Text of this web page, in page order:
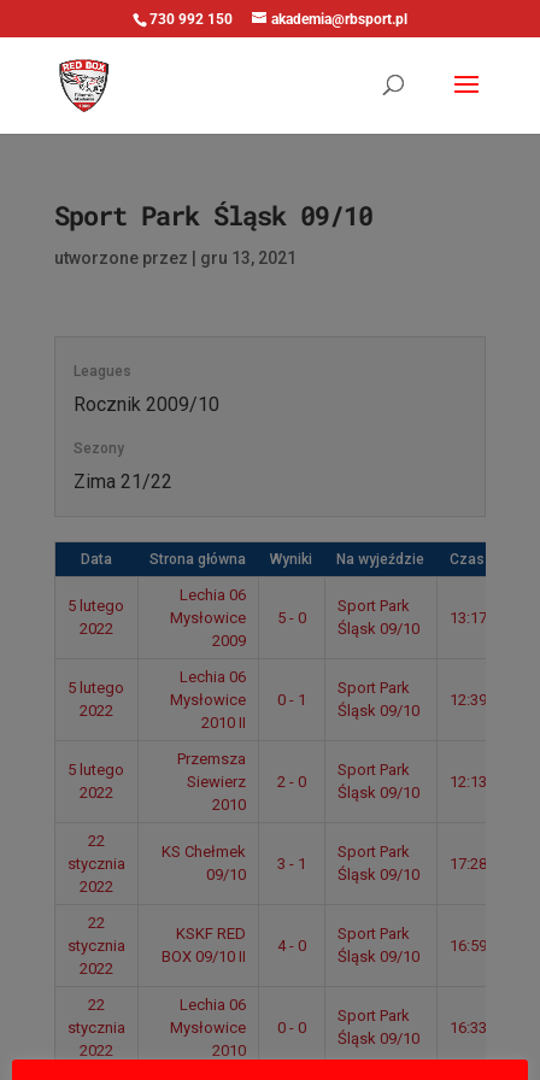
730 992 150 akademia@rbsport.pl
Sport Park Śląsk 09/10
utworzone przez gru 13, 2021
Leagues
Rocznik 2009/10
Sezony
Zima 21/22
Data Strona główna Wyniki Na wyjeździe Czas
5 lutego
2022
Lechia 06
Mysłowice
2009
5 - 0
Sport Park
Śląsk 09/10
13:17
5 lutego
2022
Lechia 06
Mysłowice
2010 II
0 - 1
Sport Park
Śląsk 09/10
12:39
5 lutego
2022
Przemsza
Siewierz
2010
2 - 0
Sport Park
Śląsk 09/10
12:13
22
stycznia
2022
KS Chełmek
09/10
3 - 1
Sport Park
Śląsk 09/10
17:28
22
stycznia
2022
KSKF RED
BOX 09/10 II
4 - 0
Sport Park
Śląsk 09/10
16:59
22
stycznia
2022
Lechia 06
Mysłowice
2010
0 - 0
Sport Park
Śląsk 09/10
16:33